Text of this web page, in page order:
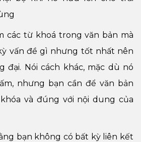
các từ khoá trong văn bản mà
vấn đề gì nhưng tốt nhất nên
đại. Nói cách khác, mặc dù nó
nhưng bạn cần để văn bản
và đúng với nội dung của
bạn không có bất kỳ liên kết